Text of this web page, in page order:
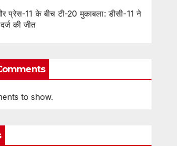
प्रेस-11 के बीच टी-20 मुकाबला: डीसी-11 ने
की जीत
to show.